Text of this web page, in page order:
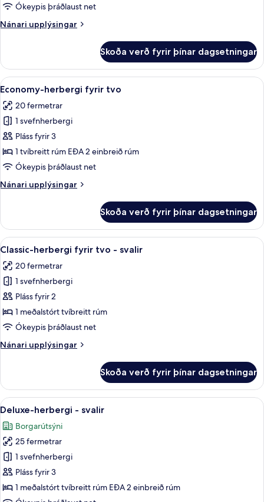
Ókeypis þráðlaust net
Nánari upplýsingar
Nánari
svíta
Skoða verð fyrir þínar dagsetningar
Skoða
allar
myndir
fyrir
Economy-
herbergi
fyrir
Economy-herbergi fyrir tvo |
8
Economy-herbergi fyrir tvo
20 fermetrar
1 svefnherbergi
Pláss fyrir 3
1 tvíbreitt rúm EÐA 2 einbreið rúm
Ókeypis þráðlaust net
Nánari upplýsingar
Nánari
herbergi
fyrir
tvo
Skoða verð fyrir þínar dagsetningar
Skoða
allar
myndir
fyrir
Classic-
herbergi
fyrir
-
Ofnæmisprófaður sængurfatnaður,
6
Classic-herbergi fyrir tvo - svalir
20 fermetrar
1 svefnherbergi
Pláss fyrir 2
1 meðalstórt tvíbreitt rúm
Ókeypis þráðlaust net
Nánari upplýsingar
Nánari
herbergi
fyrir
tvo
svalir
Skoða verð fyrir þínar dagsetningar
Skoða
allar
myndir
fyrir
Deluxe-
herbergi
-
svalir
Deluxe-herbergi - svalir |
8
Deluxe-herbergi - svalir
Borgarútsýni
25 fermetrar
1 svefnherbergi
Pláss fyrir 3
1 meðalstórt tvíbreitt rúm EÐA 2 einbreið rúm